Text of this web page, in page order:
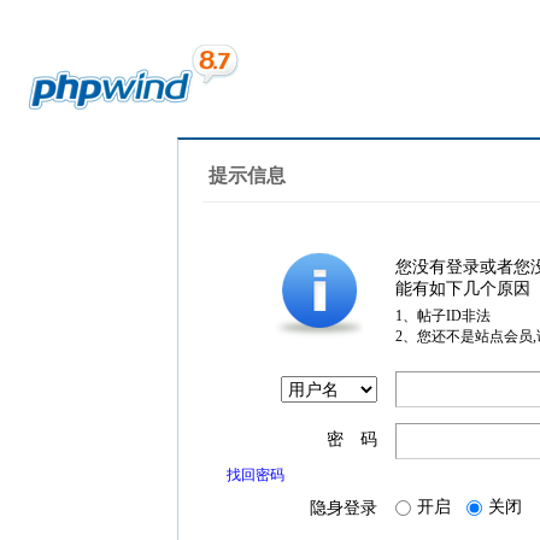
提示信息
您没有登录或者您
能有如下几个原因
1、帖子ID非法
2、您还不是站点会员
密 码
找回密码
隐身登录 开启 关闭